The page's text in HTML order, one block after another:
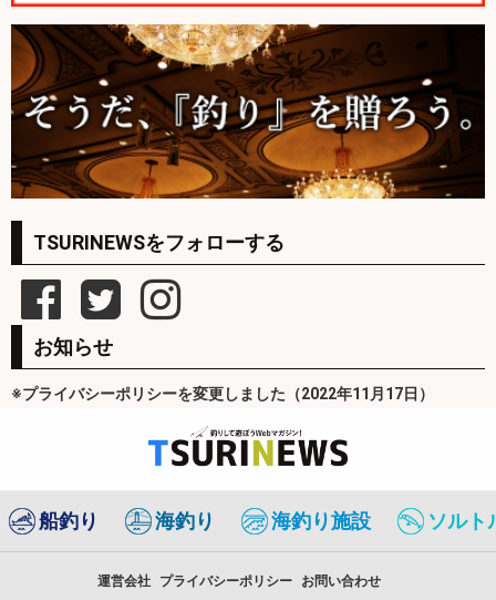
TSURINEWSをフォローする
お知らせ
※プライバシーポリシーを変更しました（2022年11月17日）
船釣り 海釣り 海釣り施設 ソルト
運営会社 プライバシーポリシー お問い合わせ